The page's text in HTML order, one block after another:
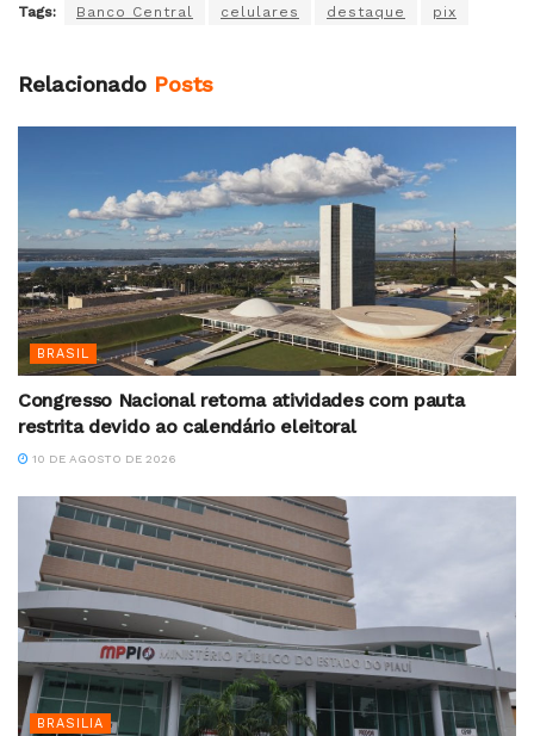
Tags: Banco Central celulares destaque pix
Relacionado Posts
BRASIL
Congresso Nacional retoma atividades com pauta
restrita devido ao calendário eleitoral
10 DE AGOSTO DE 2026
BRASILIA